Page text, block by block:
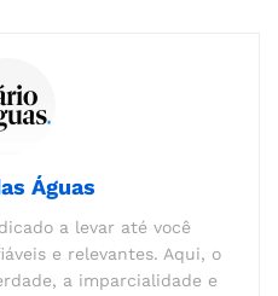
Águas
a levar até você
e relevantes. Aqui, o
a imparcialidade e